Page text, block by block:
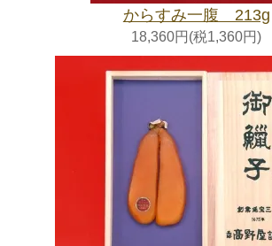
からすみ一腹 213g
18,360円(税1,360円)